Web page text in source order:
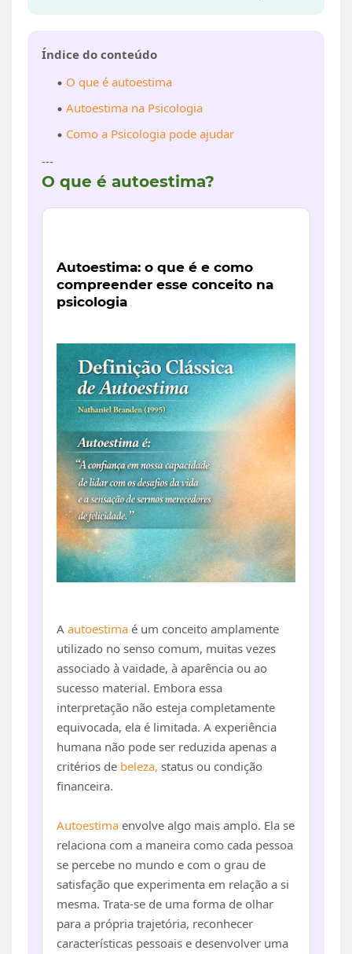
Índice do conteúdo
O que é autoestima
Autoestima na Psicologia
Como a Psicologia pode ajudar
---
O que é autoestima?
Autoestima: o que é e como
compreender esse conceito na
psicologia
A autoestima é um conceito amplamente
utilizado no senso comum, muitas vezes
associado à vaidade, à aparência ou ao
sucesso material. Embora essa
interpretação não esteja completamente
equivocada, ela é limitada. A experiência
humana não pode ser reduzida apenas a
critérios de beleza, status ou condição
financeira.
Autoestima envolve algo mais amplo. Ela se
relaciona com a maneira como cada pessoa
se percebe no mundo e com o grau de
satisfação que experimenta em relação a si
mesma. Trata-se de uma forma de olhar
para a própria trajetória, reconhecer
características pessoais e desenvolver uma